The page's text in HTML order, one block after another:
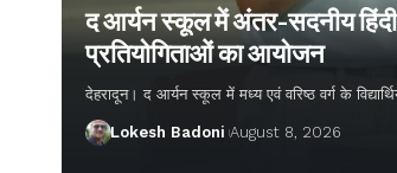
द आर्यन स्कूल में अंतर-सदनीय
प्रतियोगिताओं का आयोजन
देहरादून। द आर्यन स्कूल में मध्य एवं वरिष्ठ वर्ग के
Lokesh Badoni August 8, 2026